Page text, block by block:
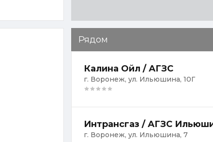
Рядом
Калина Ойл / АГЗС
г. Воронеж, ул. Ильюшина, 10Г
Интрансгаз / АГЗС
г. Воронеж, ул. Ильюшина, 7